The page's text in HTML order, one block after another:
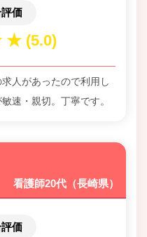
価
人があったので利用し
速・親切。丁寧です。
看護師20代（長崎県）
価